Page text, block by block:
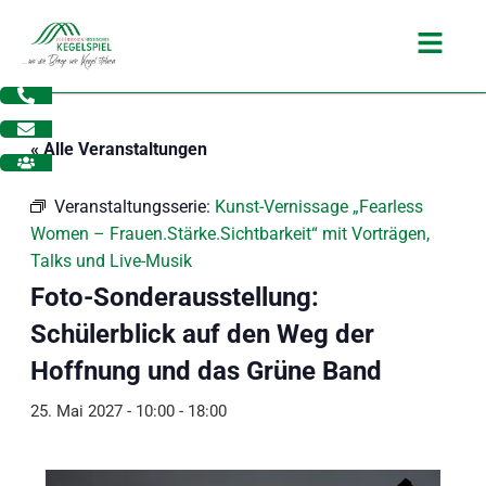
Inhalt
springen
Main
« Alle Veranstaltungen
Veranstaltungsserie: Kunst-Vernissage „Fearless
Women – Frauen.Stärke.Sichtbarkeit“ mit Vorträgen,
Talks und Live-Musik
Foto-Sonderausstellung:
Schülerblick auf den Weg der
Hoffnung und das Grüne Band
25. Mai 2027 - 10:00- 18:00